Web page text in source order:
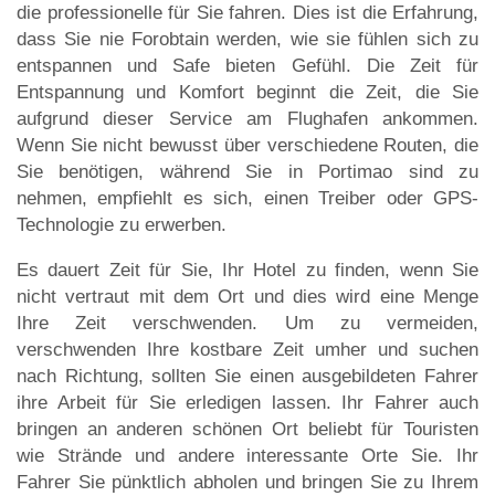
die professionelle für Sie fahren. Dies ist die Erfahrung,
dass Sie nie Forobtain werden, wie sie fühlen sich zu
entspannen und Safe bieten Gefühl. Die Zeit für
Entspannung und Komfort beginnt die Zeit, die Sie
aufgrund dieser Service am Flughafen ankommen.
Wenn Sie nicht bewusst über verschiedene Routen, die
Sie benötigen, während Sie in Portimao sind zu
nehmen, empfiehlt es sich, einen Treiber oder GPS-
Technologie zu erwerben.
Es dauert Zeit für Sie, Ihr Hotel zu finden, wenn Sie
nicht vertraut mit dem Ort und dies wird eine Menge
Ihre Zeit verschwenden. Um zu vermeiden,
verschwenden Ihre kostbare Zeit umher und suchen
nach Richtung, sollten Sie einen ausgebildeten Fahrer
ihre Arbeit für Sie erledigen lassen. Ihr Fahrer auch
bringen an anderen schönen Ort beliebt für Touristen
wie Strände und andere interessante Orte Sie. Ihr
Fahrer Sie pünktlich abholen und bringen Sie zu Ihrem